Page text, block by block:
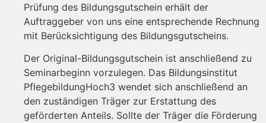
Prüfung des Bildungsgutschein erhält der
Auftraggeber von uns eine entsprechende Rechnung
mit Berücksichtigung des Bildungsgutscheins.
Der Original-Bildungsgutschein ist anschließend zu
Seminarbeginn vorzulegen. Das Bildungsinstitut
PflegebildungHoch3 wendet sich anschließend an
den zuständigen Träger zur Erstattung des
geförderten Anteils. Sollte der Träger die Förderung